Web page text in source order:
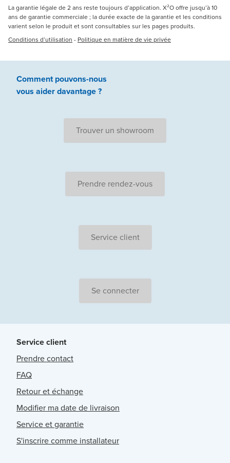
La garantie légale de 2 ans reste toujours d’application. X²O offre jusqu’à 10
ans de garantie commerciale ; la durée exacte de la garantie et les conditions
varient selon le produit et sont consultables sur les pages produits.
Conditions d’utilisation - Politique en matière de vie privée
Comment pouvons-nous
vous aiderdavantage ?
Trouver un showroom
Prendre rendez-vous
Service client
Se connecter
Service client
Prendre contact
FAQ
Retour et échange
Modifier ma date de livraison
Service et garantie
S'inscrire comme installateur